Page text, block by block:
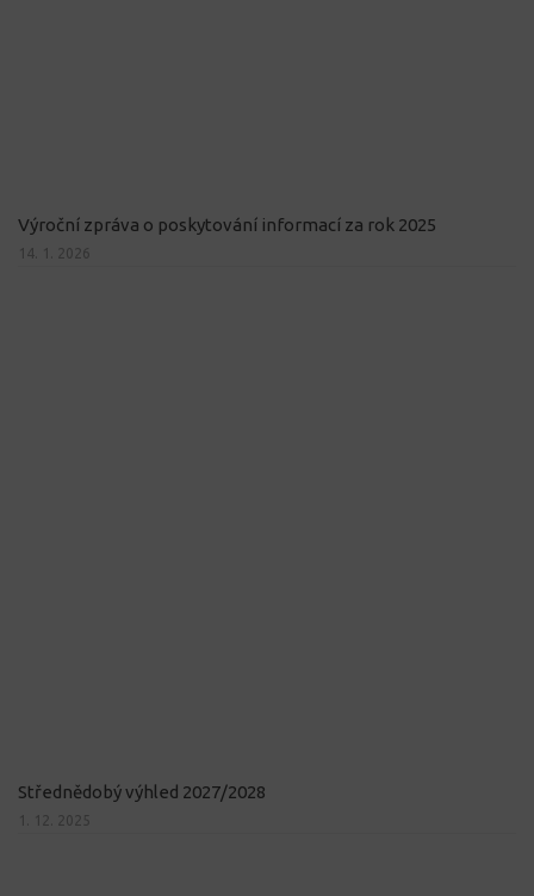
Výroční zpráva o poskytování informací za rok 2025
14. 1. 2026
Střednědobý výhled 2027/2028
1. 12. 2025